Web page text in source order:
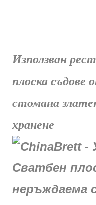
Използван
плоска съдове
стомана
хранене